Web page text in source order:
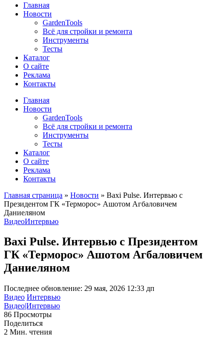
Главная
Новости
GardenTools
Всё для стройки и ремонта
Инструменты
Тесты
Каталог
О сайте
Реклама
Контакты
Главная
Новости
GardenTools
Всё для стройки и ремонта
Инструменты
Тесты
Каталог
О сайте
Реклама
Контакты
Главная страница » Новости » Baxi Pulse. Интервью с
Президентом ГК «Терморос» Ашотом Агбаловичем
Даниеляном
ВидеоИнтервью
Baxi Pulse. Интервью с Президентом
ГК «Терморос» Ашотом Агбаловичем
Даниеляном
Последнее обновление: 29 мая, 2026 12:33 дп
Видео Интервью
Видео|Интервью
86 Просмотры
Поделиться
2 Мин. чтения